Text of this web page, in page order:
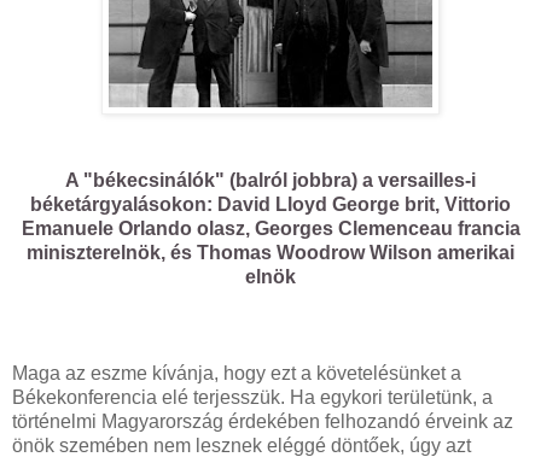
A "békecsinálók" (balról jobbra) a versailles-i
béketárgyalásokon: David Lloyd George brit, Vittorio
Emanuele Orlando olasz, Georges Clemenceau francia
miniszterelnök, és Thomas Woodrow Wilson amerikai
elnök
Maga az eszme kívánja, hogy ezt a követelésünket a
Békekonferencia elé terjesszük. Ha egykori területünk, a
történelmi Magyarország érdekében felhozandó érveink az
önök szemében nem lesznek eléggé döntőek, úgy azt